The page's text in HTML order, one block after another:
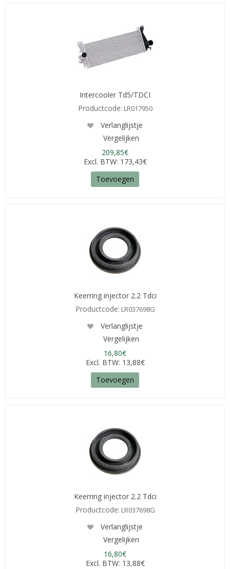
Intercooler Td5/TDCI
Productcode: LR017950
Verlanglijstje
Vergelijken
209,85€
Excl. BTW: 173,43€
Toevoegen
Keerring injector 2.2 Tdci
Productcode: LR037698G
Verlanglijstje
Vergelijken
16,80€
Excl. BTW: 13,88€
Toevoegen
Keerring injector 2.2 Tdci
Productcode: LR037698G
Verlanglijstje
Vergelijken
16,80€
Excl. BTW: 13,88€